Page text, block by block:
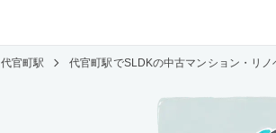
代官町駅 代官町駅でSLDKの中古マンション・リ